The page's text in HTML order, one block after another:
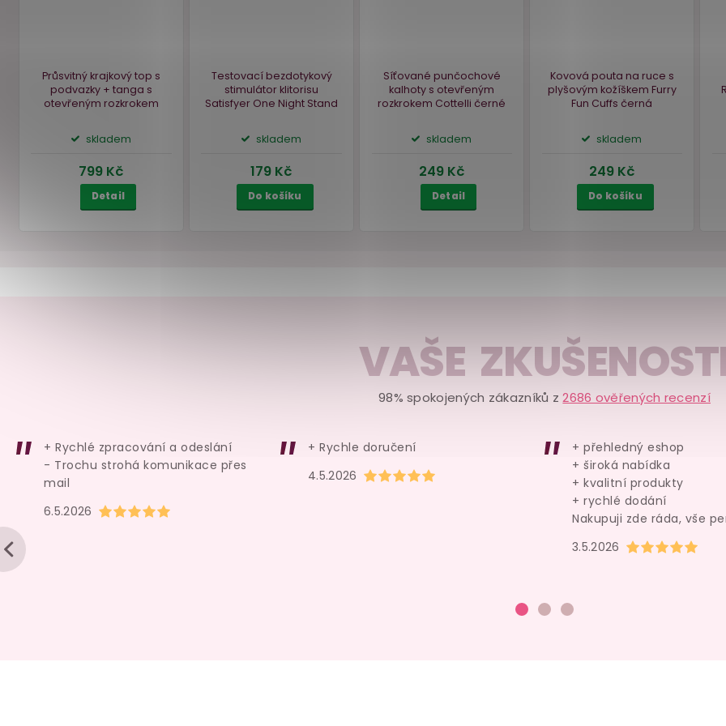
PLUS SIZE
Detail
Akce
Satisfyer One Night Stand
kalhoty s otevřeným
rozkrokem Cottelličerné
skladem
Fun Cuffsčerná
skladem
Do košíku
VAŠE
98% spokojených zákazníků z2686 ověřených recenzí
Hodnocení obchodu je 5 z 5 hvězdiček.
6.5.2026
+ Rychlé zpracování a odeslání
- Trochu strohá komunikace přes
mail
Hodnocení obchodu je 5 z 5 hvězdiček.
4.5.2026
+ Rychle doručení
Hodnocení
3.5.2026
+ přehledný eshop
+ široká nabídka
+ kvalitní produkty
+ rychlé dodání
Nakupuji zde ráda, vše